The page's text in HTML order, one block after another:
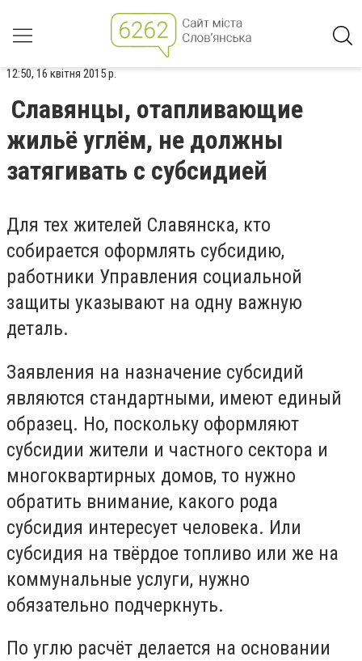
12:50, 16 квітня 2015 р.
Славянцы, отапливающие
жильё углём, не должны
затягивать с субсидией
Для тех жителей Славянска, кто
собирается оформлять субсидию,
работники Управления социальной
защиты указывают на одну важную
деталь.
Заявления на назначение субсидий
являются стандартными, имеют единый
образец. Но, поскольку оформляют
субсидии жители и частного сектора и
многоквартирных домов, то нужно
обратить внимание, какого рода
субсидия интересует человека. Или
субсидия на твёрдое топливо или же на
коммунальные услуги, нужно
обязательно подчеркнуть.
По углю расчёт делается на основании